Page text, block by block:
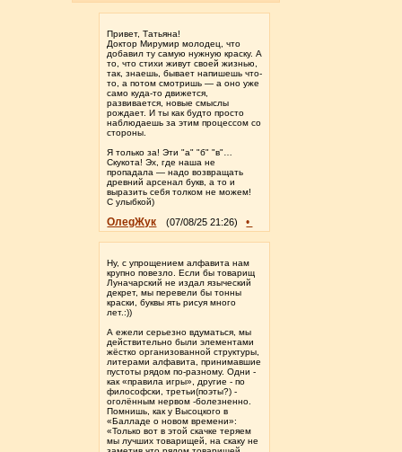
Привет, Татьяна!
Доктор Мирумир молодец, что
добавил ту самую нужную краску. А
то, что стихи живут своей жизнью,
так, знаешь, бывает напишешь что-
то, а потом смотришь — а оно уже
само куда-то движется,
развивается, новые смыслы
рождает. И ты как будто просто
наблюдаешь за этим процессом со
стороны.
Я только за! Эти "а" "б" "в"…
Скукота! Эх, где наша не
пропадала — надо возвращать
древний арсенал букв, а то и
выразить себя толком не можем!
С улыбкой)
ОлеgЖук (07/08/25 21:26) •
Ну, с упрощением алфавита нам
крупно повезло. Если бы товарищ
Луначарский не издал языческий
декрет, мы перевели бы тонны
краски, буквы ять рисуя много
лет.:))
А ежели серьезно вдуматься, мы
действительно были элементами
жёстко организованной структуры,
литерами алфавита, принимавшие
пустоты рядом по-разному. Одни -
как «правила игры», другие - по
философски, третьи(поэты?) -
оголённым нервом -болезненно.
Помнишь, как у Высоцкого в
«Балладе о новом времени»:
«Только вот в этой скачке теряем
мы лучших товарищей, на скаку не